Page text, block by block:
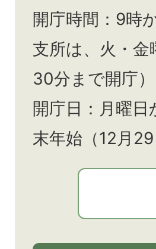
開庁時間：9時
支所は、火・
30分まで開庁）
開庁日：月曜
末年始（12月